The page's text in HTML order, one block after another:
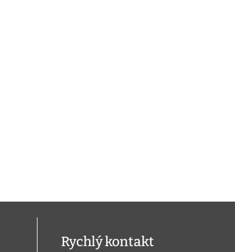
Rychlý kontakt